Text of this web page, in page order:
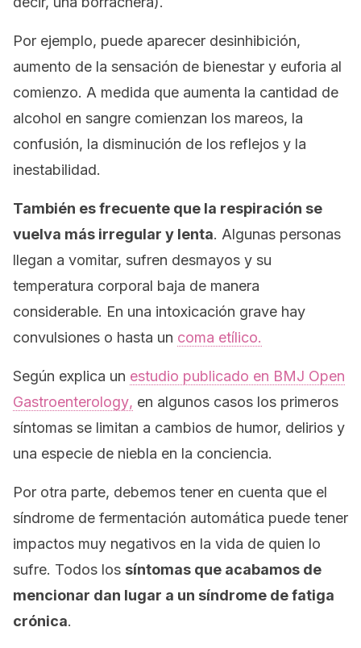
Por ejemplo, puede aparecer desinhibición,
aumento de la sensación de bienestar y euforia al
comienzo. A medida que aumenta la cantidad de
alcohol en sangre comienzan los mareos, la
confusión, la disminución de los reflejos y la
inestabilidad.
También es frecuente que la respiración se
vuelva más irregular y lenta. Algunas personas
llegan a vomitar, sufren desmayos y su
temperatura corporal baja de manera
considerable. En una intoxicación grave hay
convulsiones o hasta un coma etílico.
Según explica un estudio publicado en BMJ Open
Gastroenterology, en algunos casos los primeros
síntomas se limitan a cambios de humor, delirios y
una especie de niebla en la conciencia.
Por otra parte, debemos tener en cuenta que el
síndrome de fermentación automática puede tener
impactos muy negativos en la vida de quien lo
sufre. Todos los síntomas que acabamos de
mencionar dan lugar a un síndrome de fatiga
crónica.